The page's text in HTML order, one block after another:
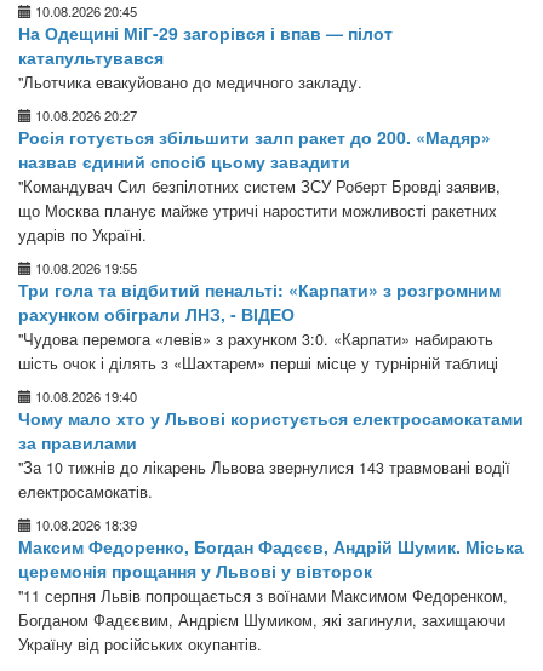
10.08.2026 20:45
На Одещині МіГ-29 загорівся і впав — пілот
катапультувався
"Льотчика евакуйовано до медичного закладу.
10.08.2026 20:27
Росія готується збільшити залп ракет до 200. «Мадяр»
назвав єдиний спосіб цьому завадити
"Командувач Сил безпілотних систем ЗСУ Роберт Бровді заявив,
що Москва планує майже утричі наростити можливості ракетних
ударів по Україні.
10.08.2026 19:55
Три гола та відбитий пенальті: «Карпати» з розгромним
рахунком обіграли ЛНЗ, - ВІДЕО
"Чудова перемога «левів» з рахунком 3:0. «Карпати» набирають
шість очок і ділять з «Шахтарем» перші місце у турнірній таблиці
10.08.2026 19:40
Чому мало хто у Львові користується електросамокатами
за правилами
"За 10 тижнів до лікарень Львова звернулися 143 травмовані водії
електросамокатів.
10.08.2026 18:39
Максим Федоренко, Богдан Фадєєв, Андрій Шумик. Міська
церемонія прощання у Львові у вівторок
"11 серпня Львів попрощається з воїнами Максимом Федоренком,
Богданом Фадєєвим, Андрієм Шумиком, які загинули, захищаючи
Україну від російських окупантів.